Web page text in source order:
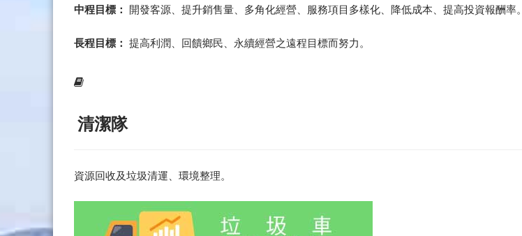
中程目標： 開發客源、提升銷售量、多角化經營、服務項目多樣化、降低成本、提高投資報酬率。
長程目標： 提高利潤、回饋鄉民、永續經營之遠程目標而努力。
清潔隊
資源回收及垃圾清運、環境整理。